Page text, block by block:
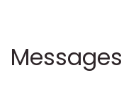
Messages